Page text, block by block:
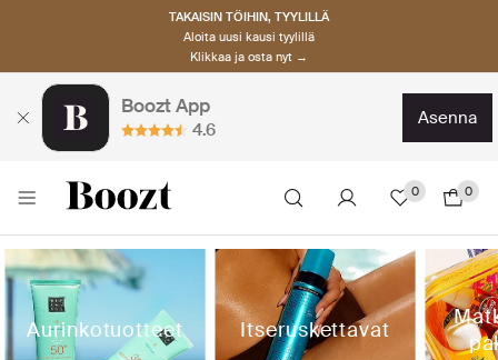
TAKAISIN TÖIHIN, TYYLILLÄ
Aloita uusi kausi tyylillä
Klikkaa ja osta nyt →
Boozt App
4.6
asenna
0 0
Aurinkotuotteet Itseruskettavat